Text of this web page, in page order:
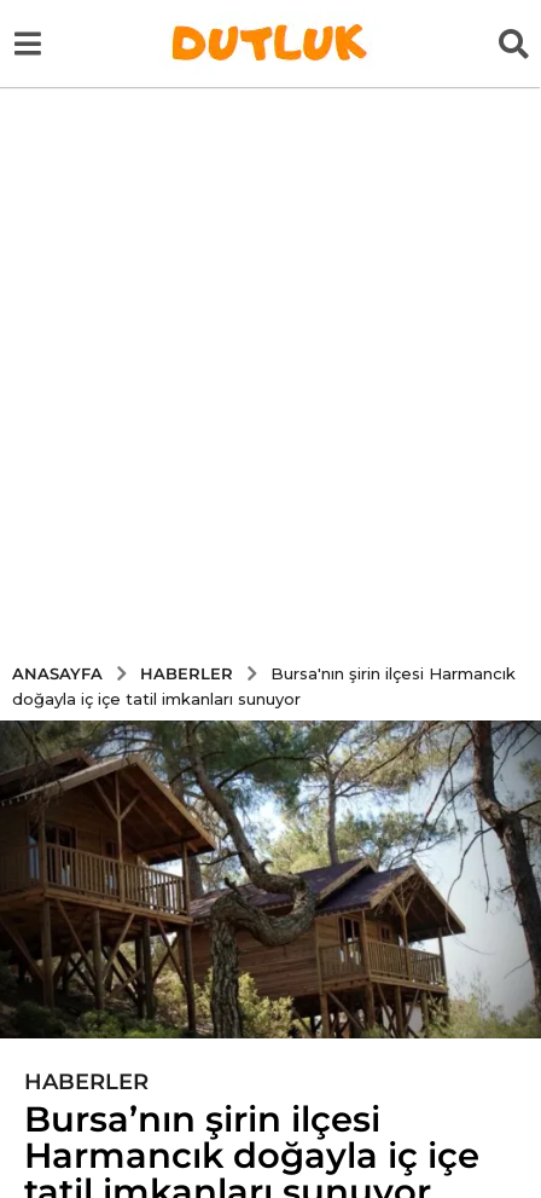
ANASAYFA HABERLER
Bursa'nın şirin ilçesi Harmancık
doğayla iç içe tatil imkanları sunuyor
5
y
ı
l
HABERLER
Bursa’nın şirin ilçesi
Harmancık doğayla iç içe